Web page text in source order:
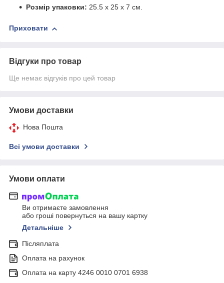
Розмір упаковки: 25.5 х 25 х 7 см.
Приховати
Відгуки про товар
Ще немає відгуків про цей товар
Умови доставки
Нова Пошта
Всі умови доставки
Умови оплати
Ви отримаєте замовлення
або гроші повернуться на вашу картку
Детальніше
Післяплата
Оплата на рахунок
Оплата на карту 4246 0010 0701 6938